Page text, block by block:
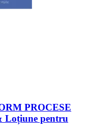
PROCESE
Loțiune pentru